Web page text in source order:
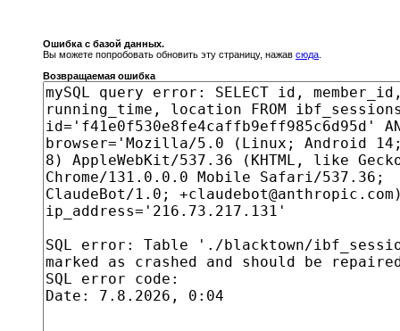
Ошибка с базой данных.
Вы можете попробовать обновить эту страницу, нажав сюда
Возвращаемая ошибка